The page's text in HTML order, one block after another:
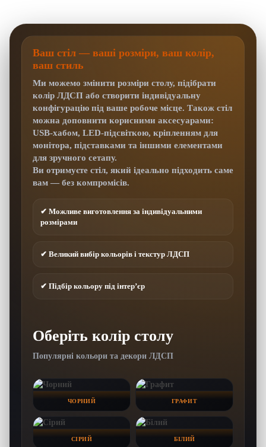
Ваш стіл — ваші розміри, ваш колір,
ваш стиль
Ми можемо змінити розміри столу, підібрати
колір ЛДСП або створити індивідуальну
конфігурацію під ваше робоче місце. Також стіл
можна доповнити корисними аксесуарами:
USB-хабом, LED-підсвіткою, кріпленням для
монітора, підставками та іншими елементами
для зручного сетапу.
Ви отримуєте стіл, який ідеально підходить саме
вам — без компромісів.
✔ Можливе виготовлення за індивідуальними
розмірами
✔ Великий вибір кольорів і текстур ЛДСП
✔ Підбір кольору під інтер’єр
Оберіть колір столу
Популярні кольори та декори ЛДСП
ЧОРНИЙ ГРАФИТ
СІРИЙ БІЛИЙ